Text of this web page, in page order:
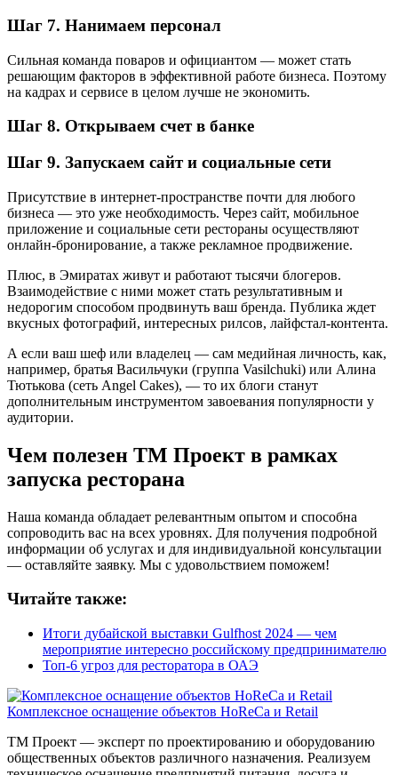
Шаг 7. Нанимаем персонал
Сильная команда поваров и официантом — может стать
решающим факторов в эффективной работе бизнеса. Поэтому
на кадрах и сервисе в целом лучше не экономить.
Шаг 8. Открываем счет в банке
Шаг 9. Запускаем сайт и социальные сети
Присутствие в интернет-пространстве почти для любого
бизнеса — это уже необходимость. Через сайт, мобильное
приложение и социальные сети рестораны осуществляют
онлайн-бронирование, а также рекламное продвижение.
Плюс, в Эмиратах живут и работают тысячи блогеров.
Взаимодействие с ними может стать результативным и
недорогим способом продвинуть ваш бренда. Публика ждет
вкусных фотографий, интересных рилсов, лайфстал-контента.
А если ваш шеф или владелец — сам медийная личность, как,
например, братья Васильчуки (группа Vasilchuki) или Алина
Тютькова (сеть Angel Cakes), — то их блоги станут
дополнительным инструментом завоевания популярности у
аудитории.
Чем полезен ТМ Проект в рамках
запуска ресторана
Наша команда обладает релевантным опытом и способна
сопроводить вас на всех уровнях. Для получения подробной
информации об услугах и для индивидуальной консультации
— оставляйте заявку. Мы с удовольствием поможем!
Читайте также:
Итоги дубайской выставки Gulfhost 2024 — чем
мероприятие интересно российскому предпринимателю
Топ-6 угроз для ресторатора в ОАЭ
Комплексное оснащение объектов HoReCa и Retail
ТМ Проект — эксперт по проектированию и оборудованию
общественных объектов различного назначения. Реализуем